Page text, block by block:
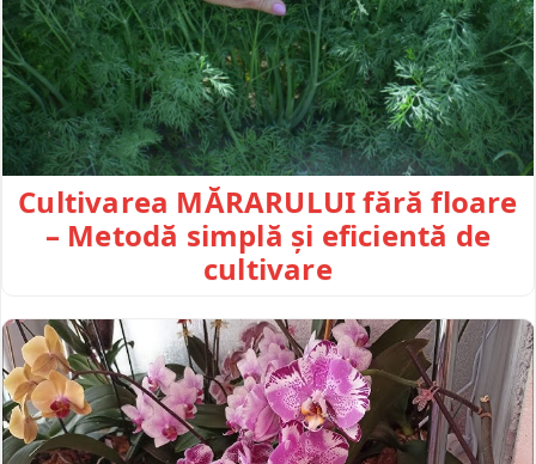
Cultivarea MĂRARULUI fără floare
– Metodă simplă și eficientă de
cultivare